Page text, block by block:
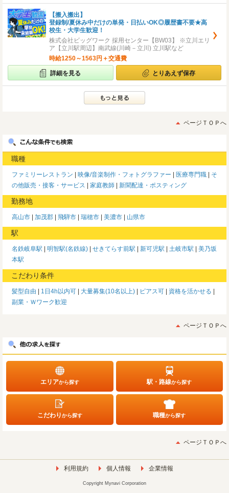
【搬入搬出】
登録制/夏休み中だけの単発・日払いOK◎履歴書不要★高
校生・大学生歓迎！
株式会社ビッグワーク 採用センター【BW03】 ※立川エリ
ア【立川駅周辺】南武線(川崎－立川) 立川駅など
時給1250～1563円＋交通費
詳細を見る とりあえず保存
ページＴＯＰへ
職種
ファミリーレストラン 映像/音楽制作・フォトグラファー 医療専門職
そ
の他販売・接客・サービス
家庭教師 新聞配達・ポスティング
勤務地
高山市 加茂郡 飛騨市 瑞穂市 美濃市 山県市
駅
名鉄岐阜駅 明智駅(名鉄線) せきてらす前駅 新可児駅 土岐市駅
美乃坂
本駅
こだわり条件
髪型自由 1日4h以内可 大量募集(10名以上) ピアス可
資格を活かせる
副業・Ｗワーク歓迎
ページＴＯＰへ
エリアから探す 駅・路線から探す
こだわりから探す 職種から探す
ページＴＯＰへ
利用規約 個人情報 企業情報
Copyright Mynavi Corporation